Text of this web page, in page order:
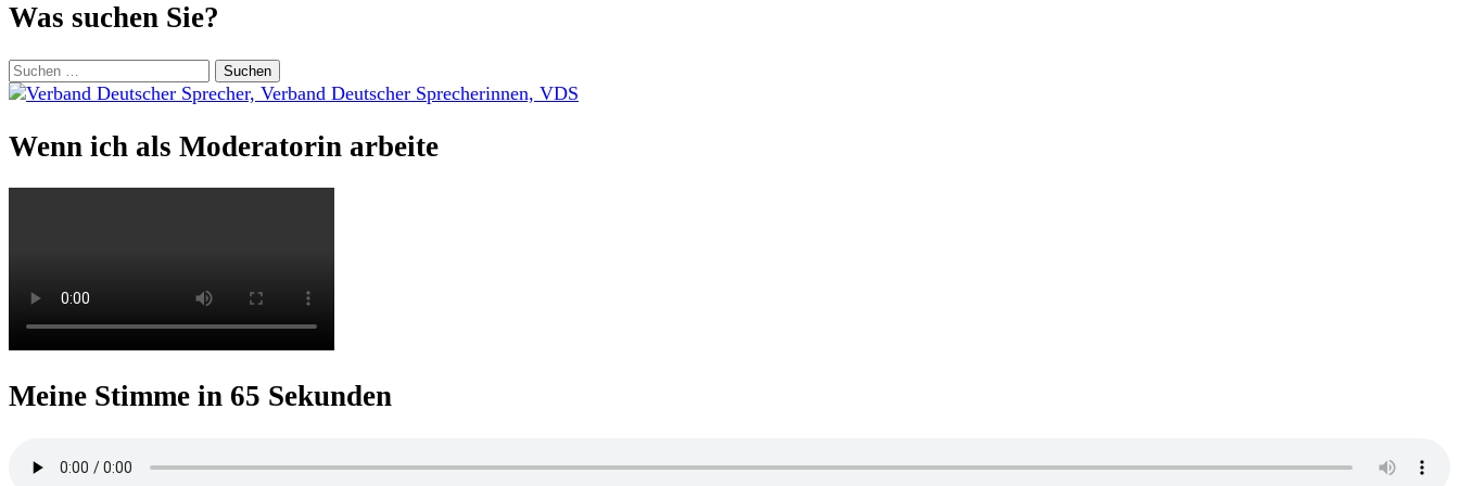
Was suchen Sie?
Suchen
nach:
Wenn ich als Moderatorin arbeite
Meine Stimme in 65 Sekunden